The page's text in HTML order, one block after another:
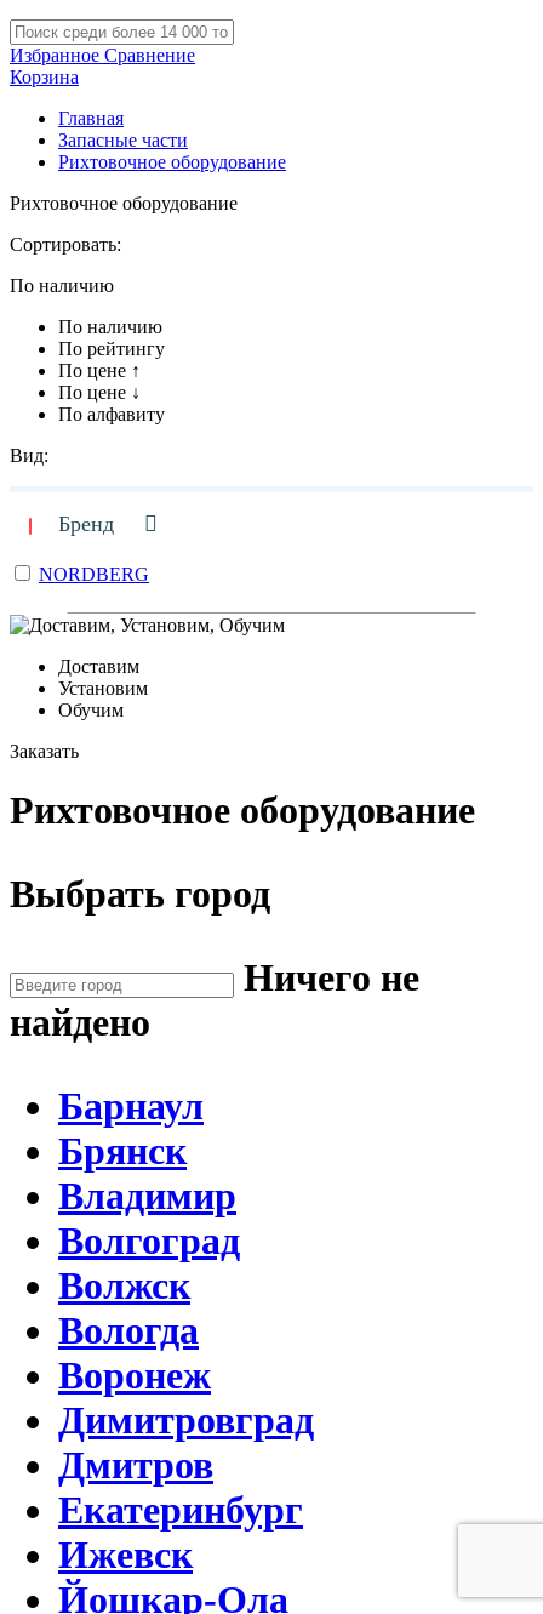
Избранное Сравнение
Корзина
Главная
Запасные части
Рихтовочное оборудование
Рихтовочное оборудование
Сортировать:
По наличию
По наличию
По рейтингу
По цене ↑
По цене ↓
По алфавиту
Вид:
Бренд
NORDBERG
Доставим
Установим
Обучим
Заказать
Рихтовочное оборудование
Выбрать город
Ничего не
найдено
Барнаул
Брянск
Владимир
Волгоград
Волжск
Вологда
Воронеж
Димитровград
Дмитров
Екатеринбург
Ижевск
Йошкар-Ола